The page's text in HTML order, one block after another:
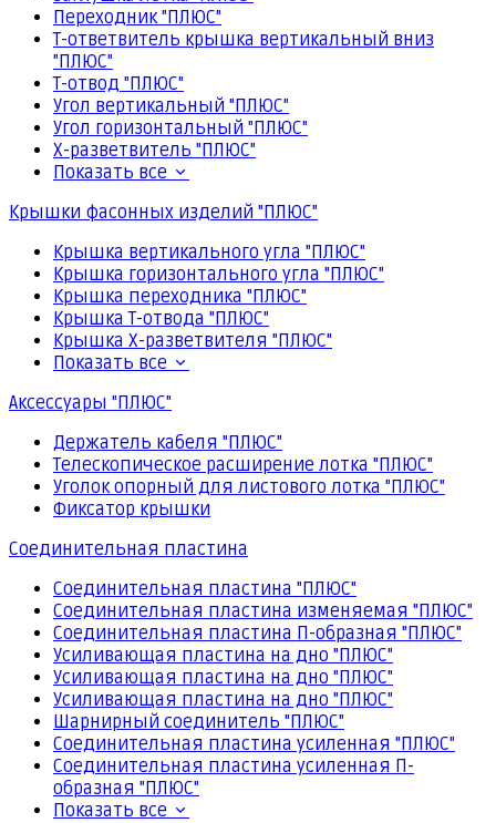
Переходник "ПЛЮС"
Т-ответвитель крышка вертикальный вниз
"ПЛЮС"
Т-отвод "ПЛЮС"
Угол вертикальный "ПЛЮС"
Угол горизонтальный "ПЛЮС"
Х-разветвитель "ПЛЮС"
Показать все
Крышки фасонных изделий "ПЛЮС"
Крышка вертикального угла "ПЛЮС"
Крышка горизонтального угла "ПЛЮС"
Крышка переходника "ПЛЮС"
Крышка Т-отвода "ПЛЮС"
Крышка Х-разветвителя "ПЛЮС"
Показать все
Аксессуары "ПЛЮС"
Держатель кабеля "ПЛЮС"
Телескопическое расширение лотка "ПЛЮС"
Уголок опорный для листового лотка "ПЛЮС"
Фиксатор крышки
Соединительная пластина
Соединительная пластина "ПЛЮС"
Соединительная пластина изменяемая "ПЛЮС"
Соединительная пластина П-образная "ПЛЮС"
Усиливающая пластина на дно "ПЛЮС"
Усиливающая пластина на дно "ПЛЮС"
Усиливающая пластина на дно "ПЛЮС"
Шарнирный соединитель "ПЛЮС"
Соединительная пластина усиленная "ПЛЮС"
Соединительная пластина усиленная П-
образная "ПЛЮС"
Показать все